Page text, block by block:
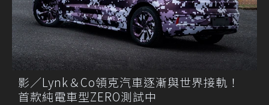
影／Lynk＆Co領克汽車逐漸與世界接軌！
首款純電車型ZERO測試中